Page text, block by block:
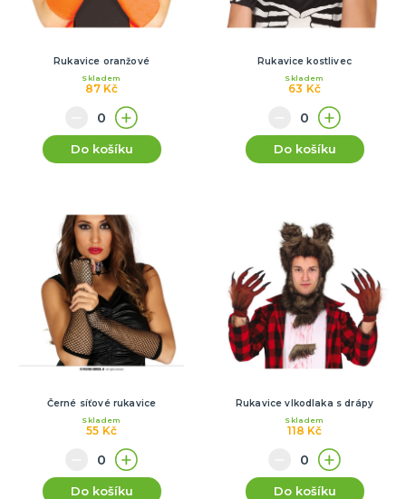
Rukavice oranžové
87 Kč
Skladem
Do košíku
Rukavice kostlivec
63 Kč
Skladem
Do košíku
Černé síťové rukavice
55 Kč
Skladem
Do košíku
Rukavice vlkodlaka s drápy
118 Kč
Skladem
Do košíku